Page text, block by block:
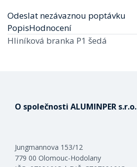
Odeslat nezávaznou poptávku
PopisHodnocení
Hliníková branka P1 šedá
O společnosti ALUMINPER s.r.o.
Jungmannova 153/12
779 00 Olomouc-Hodolany